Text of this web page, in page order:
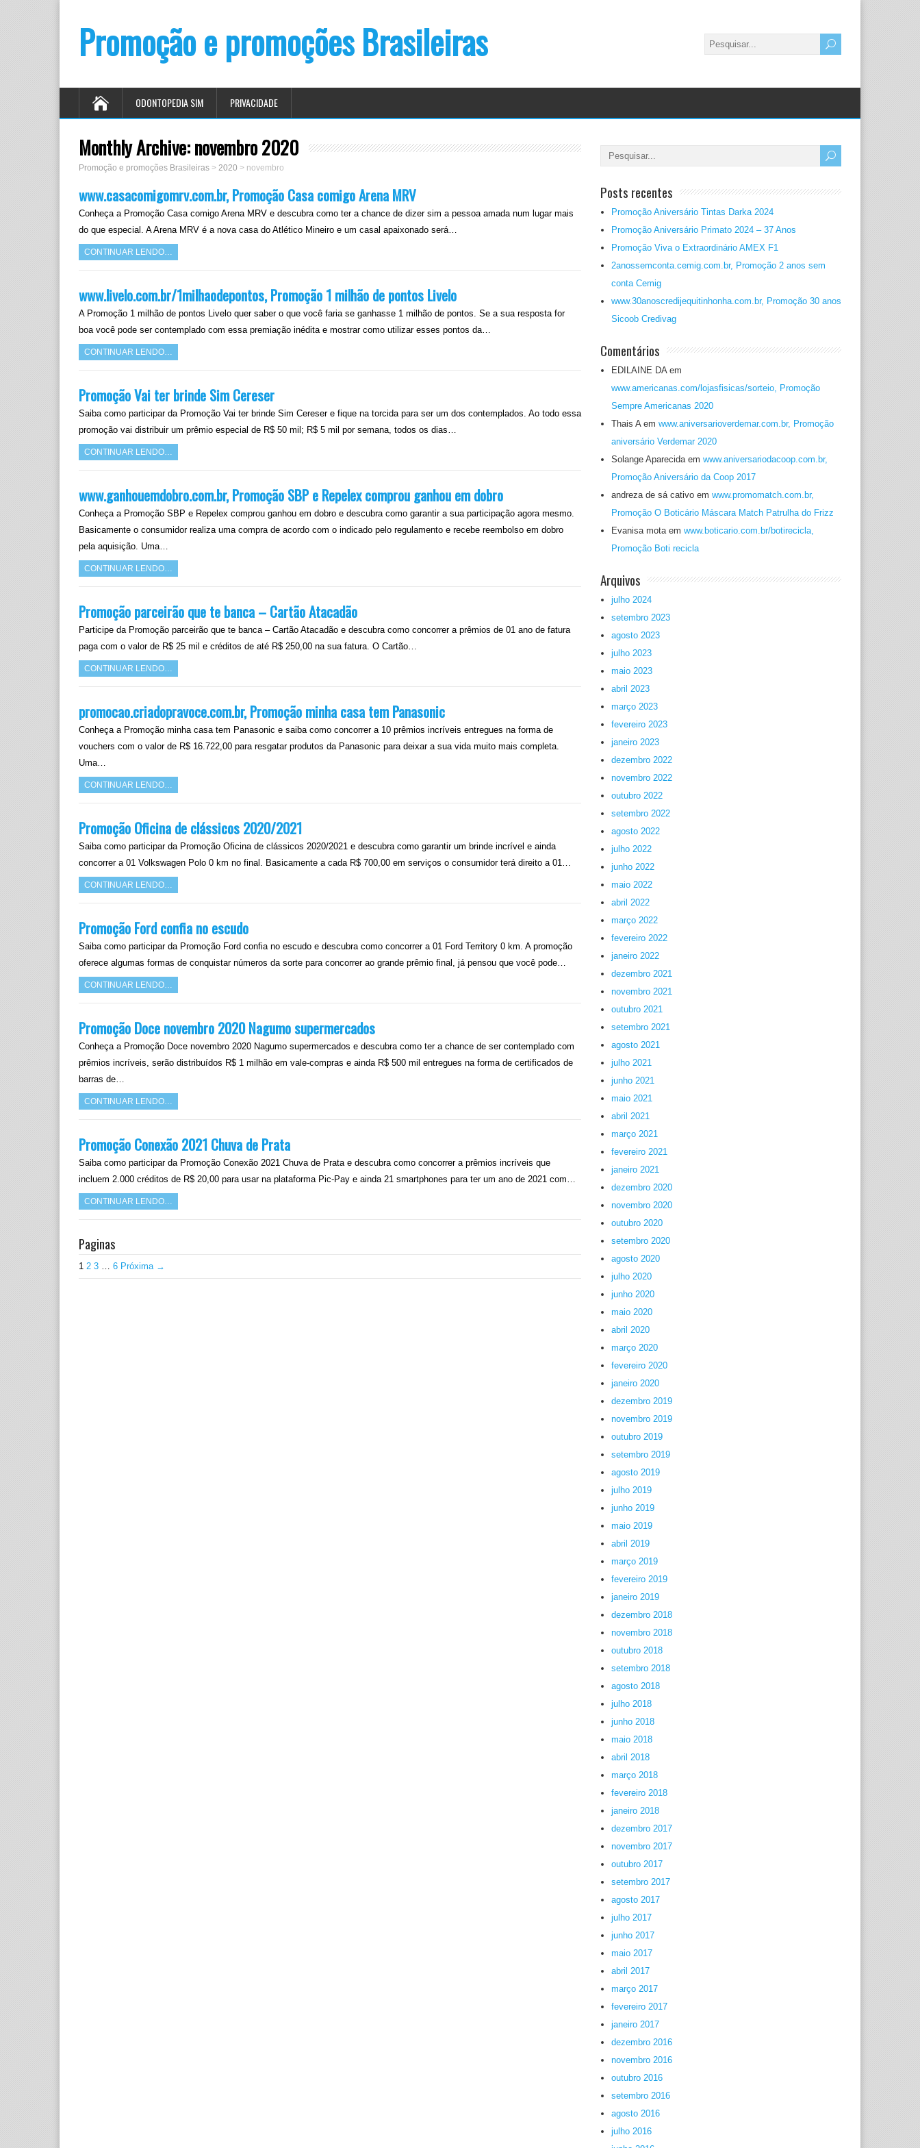
Promoção e promoções Brasileiras
ODONTOPEDIA SIM PRIVACIDADE
Monthly Archive:novembro 2020
Promoção e promoções Brasileiras > 2020 > novembro
www.casacomigomrv.com.br, Promoção Casa comigo Arena MRV
Conheça a Promoção Casa comigo Arena MRV e descubra como ter a chance de dizer sim a pessoa amada num lugar mais
do que especial. A Arena MRV é a nova casa do Atlético Mineiro e um casal apaixonado será…
CONTINUAR LENDO…
www.livelo.com.br/1milhaodepontos, Promoção 1 milhão de pontos Livelo
A Promoção 1 milhão de pontos Livelo quer saber o que você faria se ganhasse 1 milhão de pontos. Se a sua resposta for
boa você pode ser contemplado com essa premiação inédita e mostrar como utilizar esses pontos da…
CONTINUAR LENDO…
Promoção Vai ter brinde Sim Cereser
Saiba como participar da Promoção Vai ter brinde Sim Cereser e fique na torcida para ser um dos contemplados. Ao todo essa
promoção vai distribuir um prêmio especial de R$ 50 mil; R$ 5 mil por semana, todos os dias…
CONTINUAR LENDO…
www.ganhouemdobro.com.br, Promoção SBP e Repelex comprou ganhou em dobro
Conheça a Promoção SBP e Repelex comprou ganhou em dobro e descubra como garantir a sua participação agora mesmo.
Basicamente o consumidor realiza uma compra de acordo com o indicado pelo regulamento e recebe reembolso em dobro
pela aquisição. Uma…
CONTINUAR LENDO…
Promoção parceirão que te banca – Cartão Atacadão
Participe da Promoção parceirão que te banca – Cartão Atacadão e descubra como concorrer a prêmios de 01 ano de fatura
paga com o valor de R$ 25 mil e créditos de até R$ 250,00 na sua fatura. O Cartão…
CONTINUAR LENDO…
promocao.criadopravoce.com.br, Promoção minha casa tem Panasonic
Conheça a Promoção minha casa tem Panasonic e saiba como concorrer a 10 prêmios incríveis entregues na forma de
vouchers com o valor de R$ 16.722,00 para resgatar produtos da Panasonic para deixar a sua vida muito mais completa.
Uma…
CONTINUAR LENDO…
Promoção Oficina de clássicos 2020/2021
Saiba como participar da Promoção Oficina de clássicos 2020/2021 e descubra como garantir um brinde incrível e ainda
concorrer a 01 Volkswagen Polo 0 km no final. Basicamente a cada R$ 700,00 em serviços o consumidor terá direito a 01…
CONTINUAR LENDO…
Promoção Ford confia no escudo
Saiba como participar da Promoção Ford confia no escudo e descubra como concorrer a 01 Ford Territory 0 km. A promoção
oferece algumas formas de conquistar números da sorte para concorrer ao grande prêmio final, já pensou que você pode…
CONTINUAR LENDO…
Promoção Doce novembro 2020 Nagumo supermercados
Conheça a Promoção Doce novembro 2020 Nagumo supermercados e descubra como ter a chance de ser contemplado com
prêmios incríveis, serão distribuídos R$ 1 milhão em vale-compras e ainda R$ 500 mil entregues na forma de certificados de
barras de…
CONTINUAR LENDO…
Promoção Conexão 2021 Chuva de Prata
Saiba como participar da Promoção Conexão 2021 Chuva de Prata e descubra como concorrer a prêmios incríveis que
incluem 2.000 créditos de R$ 20,00 para usar na plataforma Pic-Pay e ainda 21 smartphones para ter um ano de 2021 com…
CONTINUAR LENDO…
Paginas
1 2 3 … 6 Próxima →
Posts recentes
Promoção Aniversário Tintas Darka 2024
Promoção Aniversário Primato 2024 – 37 Anos
Promoção Viva o Extraordinário AMEX F1
2anossemconta.cemig.com.br, Promoção 2 anos sem
conta Cemig
www.30anoscredijequitinhonha.com.br, Promoção 30 anos
Sicoob Credivag
Comentários
EDILAINE DAem
www.americanas.com/lojasfisicas/sorteio, Promoção
Sempre Americanas 2020
Thais Aem www.aniversarioverdemar.com.br, Promoção
aniversário Verdemar 2020
Solange Aparecidaem www.aniversariodacoop.com.br,
Promoção Aniversário da Coop 2017
andreza de sá cativo em www.promomatch.com.br,
Promoção O Boticário Máscara Match Patrulha do Frizz
Evanisa motaem www.boticario.com.br/botirecicla,
Promoção Boti recicla
Arquivos
julho 2024
setembro 2023
agosto 2023
julho 2023
maio 2023
abril 2023
março 2023
fevereiro 2023
janeiro 2023
dezembro 2022
novembro 2022
outubro 2022
setembro 2022
agosto 2022
julho 2022
junho 2022
maio 2022
abril 2022
março 2022
fevereiro 2022
janeiro 2022
dezembro 2021
novembro 2021
outubro 2021
setembro 2021
agosto 2021
julho 2021
junho 2021
maio 2021
abril 2021
março 2021
fevereiro 2021
janeiro 2021
dezembro 2020
novembro 2020
outubro 2020
setembro 2020
agosto 2020
julho 2020
junho 2020
maio 2020
abril 2020
março 2020
fevereiro 2020
janeiro 2020
dezembro 2019
novembro 2019
outubro 2019
setembro 2019
agosto 2019
julho 2019
junho 2019
maio 2019
abril 2019
março 2019
fevereiro 2019
janeiro 2019
dezembro 2018
novembro 2018
outubro 2018
setembro 2018
agosto 2018
julho 2018
junho 2018
maio 2018
abril 2018
março 2018
fevereiro 2018
janeiro 2018
dezembro 2017
novembro 2017
outubro 2017
setembro 2017
agosto 2017
julho 2017
junho 2017
maio 2017
abril 2017
março 2017
fevereiro 2017
janeiro 2017
dezembro 2016
novembro 2016
outubro 2016
setembro 2016
agosto 2016
julho 2016